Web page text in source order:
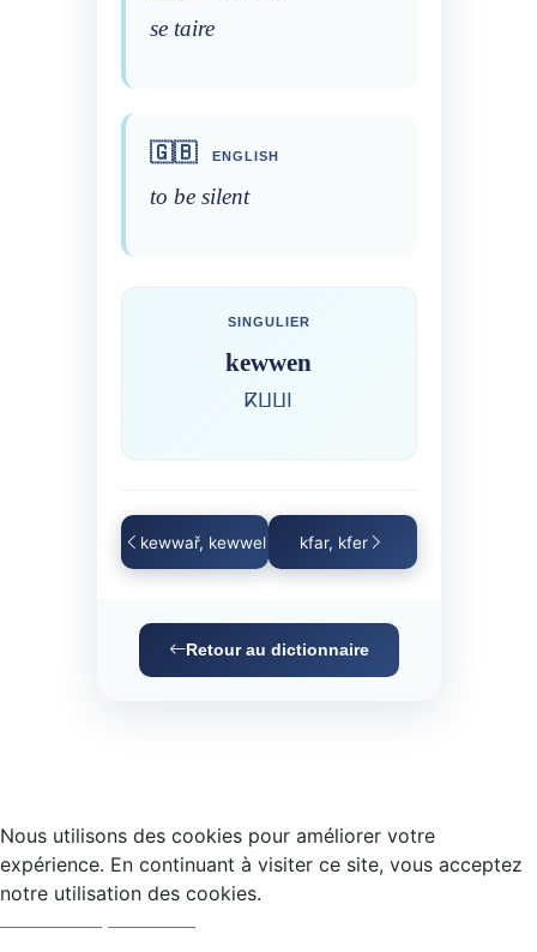
se taire
🇬🇧 ENGLISH
to be silent
SINGULIER
kewwen
ⴽⵡⵡⵏ
kewwař, kewwel kfar, kfer
Retour au dictionnaire
Nous utilisons des cookies pour améliorer votre
expérience. En continuant à visiter ce site, vous acceptez
notre utilisation des cookies.